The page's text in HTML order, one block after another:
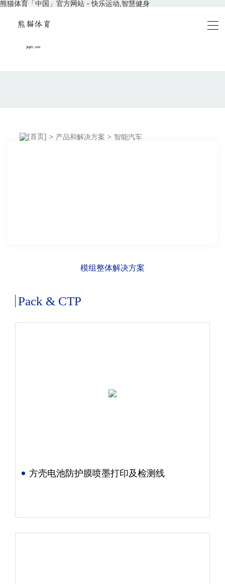
熊猫体育「中国」官方网站 - 快乐运动,智慧健身
> 产品和解决方案 > 智能汽车
模组整体解决方案
Pack & CTP
方壳电池防护膜喷墨打印及检测线